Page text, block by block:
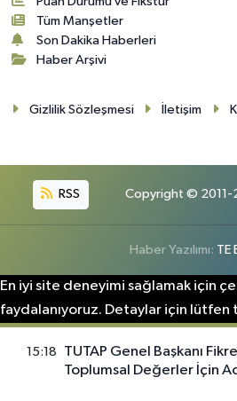
Tüm Manşetler
Son Dakika Haberleri
Haber Arşivi
Gizlilik Sözleşmesi İletişim
RSS Copyright © 2011-
Haber Yazılımı: TE
En iyi site deneyimi sağlamak için
faydalanıyoruz. Detaylar için lütfen
15:18
TUTAP Genel Başkanı
Toplumsal Değerler İçin